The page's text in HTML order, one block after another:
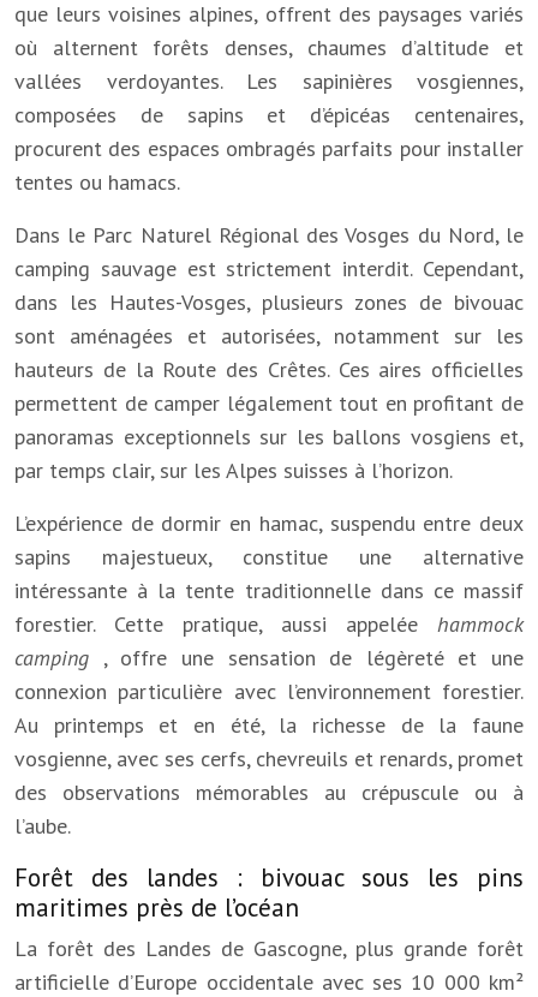
que leurs voisines alpines, offrent des paysages variés
où alternent forêts denses, chaumes d’altitude et
vallées verdoyantes. Les sapinières vosgiennes,
composées de sapins et d’épicéas centenaires,
procurent des espaces ombragés parfaits pour installer
tentes ou hamacs.
Dans le Parc Naturel Régional des Vosges du Nord, le
camping sauvage est strictement interdit. Cependant,
dans les Hautes-Vosges, plusieurs zones de bivouac
sont aménagées et autorisées, notamment sur les
hauteurs de la Route des Crêtes. Ces aires officielles
permettent de camper légalement tout en profitant de
panoramas exceptionnels sur les ballons vosgiens et,
par temps clair, sur les Alpes suisses à l’horizon.
L’expérience de dormir en hamac, suspendu entre deux
sapins majestueux, constitue une alternative
intéressante à la tente traditionnelle dans ce massif
forestier. Cette pratique, aussi appelée hammock
camping , offre une sensation de légèreté et une
connexion particulière avec l’environnement forestier.
Au printemps et en été, la richesse de la faune
vosgienne, avec ses cerfs, chevreuils et renards, promet
des observations mémorables au crépuscule ou à
l’aube.
Forêt des landes : bivouac sous les pins
maritimes près de l’océan
La forêt des Landes de Gascogne, plus grande forêt
artificielle d’Europe occidentale avec ses 10 000 km²